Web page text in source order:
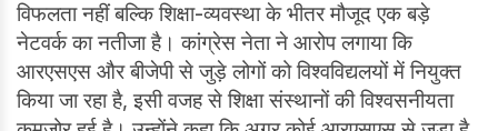
विफलता नहीं बल्कि शिक्षा-व्यवस्था के भीतर मौजूद एक बड़े
नेटवर्क का नतीजा है। कांग्रेस नेता ने आरोप लगाया कि
आरएसएस और बीजेपी से जुड़े लोगों को विश्वविद्यलयों में नियुक्त
किया जा रहा है, इसी वजह से शिक्षा संस्थानों की विश्वसनीयता